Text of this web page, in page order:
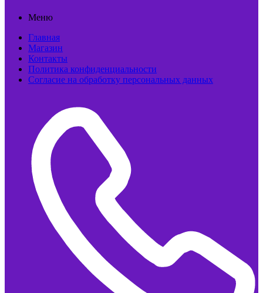
Меню
Главная
Магазин
Контакты
Политика конфиденциальности
Согласие на обработку персональных данных